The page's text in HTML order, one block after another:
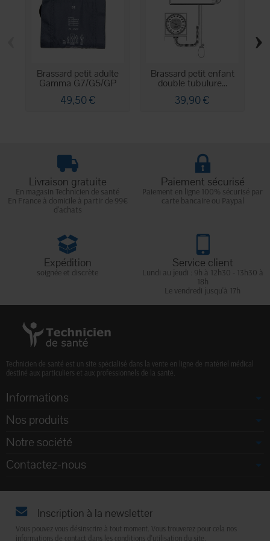
Brassard petit adulte
Gamma G7/G5/GP
49,50 €
Brassard petit enfant
double tubulure...
39,90 €
›
Livraison gratuite
En magasin Technicien de santé
En France à domicile à partir de 99€
d'achats
Paiement sécurisé
Paiement en ligne 100% sécurisé par
carte bancaire ou Paypal
Expédition
soignée et discrète
Service client
Lundi au jeudi : 9h à 12h30 - 13h30 à
18h
Le vendredi jusqu'à 17h
Technicien de santé est un site spécialisé dans la vente en ligne de matériel médical
destiné aux particuliers et aux professionnels de la santé.
Informations
Nos produits
Notre société
Contactez-nous
Inscription à la newsletter
Vous pouvez vous désinscrire à tout moment. Vous trouverez pour cela nos
informations de contact dans les conditions d'utilisation du site.